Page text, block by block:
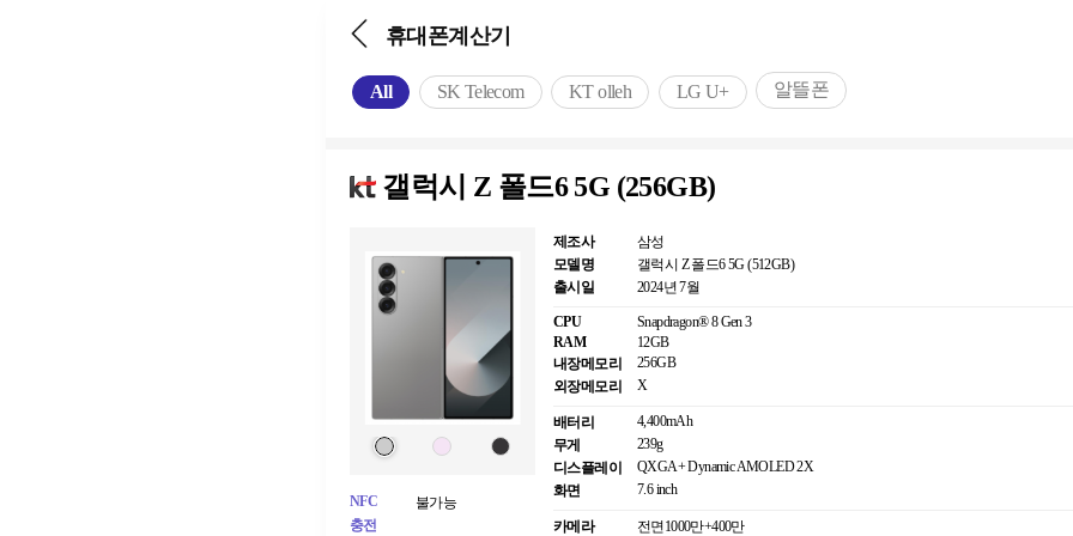
휴대폰계산기
All SK Telecom KT olleh LG U+ 알뜰폰
갤럭시 Z 폴드6 5G (256GB)
NFC
불가능
충전
제조사
삼성
모델명
갤럭시 Z 폴드6 5G (512GB)
출시일
2024년 7월
CPU
Snapdragon® 8 Gen 3
RAM
12GB
내장메모리
256GB
외장메모리
X
배터리
4,400mAh
무게
239g
디스플레이
QXGA+ Dynamic AMOLED 2X
화면
7.6 inch
카메라 전면 1000만+400만